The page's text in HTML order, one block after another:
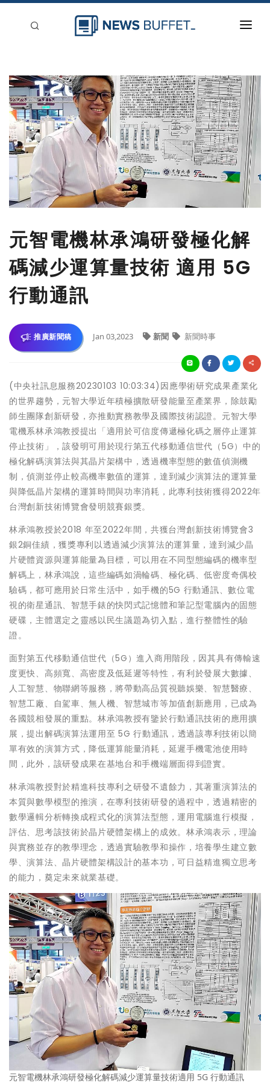
新聞稿分類
登入
刊登
元智電機林承鴻研發極化解
碼減少運算量技術 適用 5G
行動通訊
推廣新聞稿 Jan 03,2023 新聞 新聞時事
(中央社訊息服務20230103 10:03:34)因應學術研究成果產業化
的世界趨勢，元智大學近年積極擴散研發能量至產業界，除鼓勵
師生團隊創新研發，亦推動實務教學及國際技術認證。元智大學
電機系林承鴻教授提出「適用於可信度傳遞極化碼之層停止運算
停止技術」，該發明可用於現行第五代移動通信世代（5G）中的
極化解碼演算法與其晶片架構中，透過機率型態的數值偵測機
制，偵測並停止較高機率數值的運算，達到減少演算法的運算量
與降低晶片架構的運算時間與功率消耗，此專利技術獲得2022年
台灣創新技術博覽會發明競賽銀獎。
林承鴻教授於2018 年至2022年間，共獲台灣創新技術博覽會3
銀2銅佳績，獲獎專利以透過減少演算法的運算量，達到減少晶
片硬體資源與運算能量為目標，可以用在不同型態編碼的機率型
解碼上，林承鴻說，這些編碼如渦輪碼、極化碼、低密度奇偶校
驗碼，都可應用於日常生活中，如手機的5G 行動通訊、數位電
視的衛星通訊、智慧手錶的快閃式記憶體和筆記型電腦內的固態
硬碟，主體選定之靈感以民生議題為切入點，進行整體性的驗
證。
面對第五代移動通信世代（5G）進入商用階段，因其具有傳輸速
度更快、高頻寬、高密度及低延遲等特性，有利於發展大數據、
人工智慧、物聯網等服務，將帶動高品質視聽娛樂、智慧醫療、
智慧工廠、自駕車、無人機、智慧城市等加值創新應用，已成為
各國競相發展的重點。林承鴻教授有鑒於行動通訊技術的應用擴
展，提出解碼演算法運用至 5G 行動通訊，透過該專利技術以簡
單有效的演算方式，降低運算能量消耗，延遲手機電池使用時
間，此外，該研發成果在基地台和手機端層面得到證實。
林承鴻教授對於精進科技專利之研發不遺餘力，其著重演算法的
本質與數學模型的推演，在專利技術研發的過程中，透過精密的
數學邏輯分析轉換成程式化的演算法型態，運用電腦進行模擬，
評估、思考該技術於晶片硬體架構上的成效。林承鴻表示，理論
與實務並存的教學理念，透過實驗教學和操作，培養學生建立數
學、演算法、晶片硬體架構設計的基本功，可日益精進獨立思考
的能力，奠定未來就業基礎。
元智電機林承鴻研發極化解碼減少運算量技術適用 5G 行動通訊